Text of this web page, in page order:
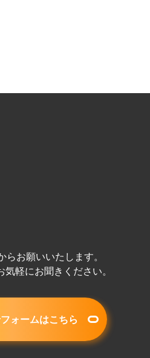
お願いいたします。
軽にお聞きください。
ォームはこちら